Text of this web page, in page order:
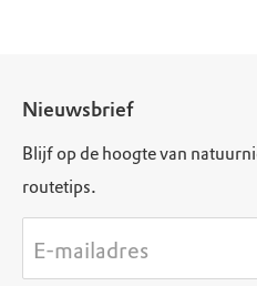
Nieuwsbrief
Blijf op de hoogte van
routetips.
E-mailadres